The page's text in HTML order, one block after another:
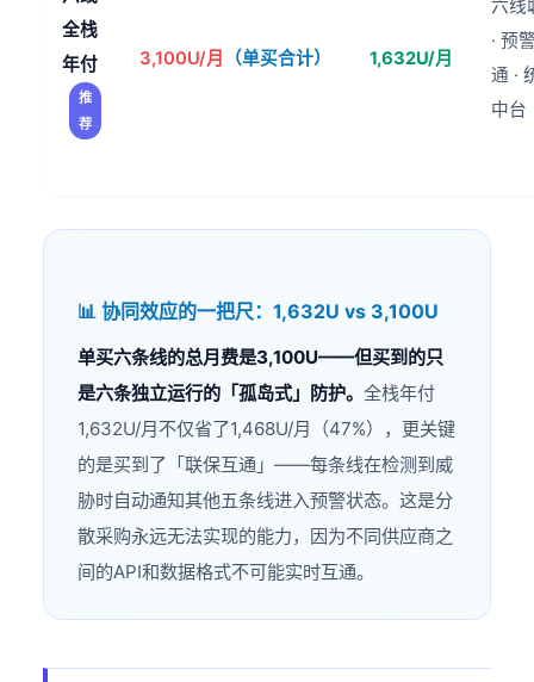
全栈
年付
推
荐
3,100U/月 （单买合计） 1,632U/月
六线
· 预
通 ·
中台
📊 协同效应的一把尺：1,632U vs 3,100U
单买六条线的总月费是3,100U——但买到的只
是六条独立运行的「孤岛式」防护。全栈年付
1,632U/月不仅省了1,468U/月（47%），更关键
的是买到了「联保互通」——每条线在检测到威
胁时自动通知其他五条线进入预警状态。这是分
散采购永远无法实现的能力，因为不同供应商之
间的API和数据格式不可能实时互通。